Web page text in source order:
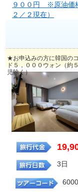
９００円 ※原油価
２／２現在）
★お申込みの方に韓国の
ド５，０００ウォン（約
児除く）
3日